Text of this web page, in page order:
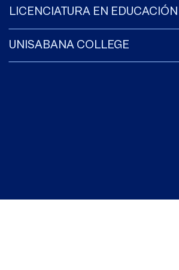
LICENCIATURA EN
UNISABANA COLLEGE